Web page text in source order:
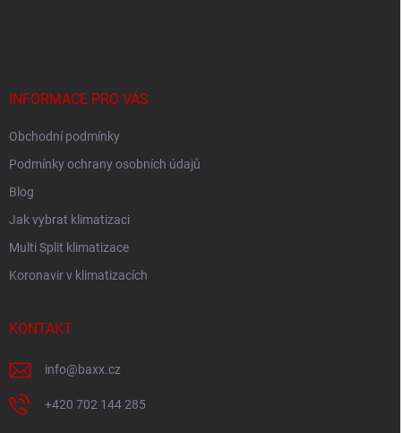
INFORMACE PRO VÁS
Obchodní podmínky
Podmínky ochrany osobních údajů
Blog
Jak vybrat klimatizaci
Multi Split klimatizace
Koronavir v klimatizacích
KONTAKT
info@baxx.cz
+420 702 144 285